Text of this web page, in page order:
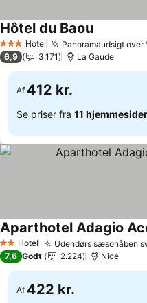
3 StjernerHotel Panoramaudsigt over
Hôtel du Baou
6,9 3.171 La Gaude
Af 412 kr.
Se priser fra 11 hjemmesider
2 Stjerner
Hotel Udendørs sæsonåben
Aparthotel Adagio
7,6 Godt 2.224 Nice
Af 422 kr.